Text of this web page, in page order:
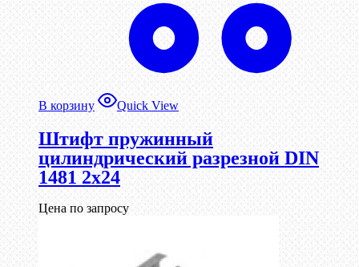
В корзину Quick View
Штифт пружинный
цилиндрический разрезной DIN
1481 2х24
Цена по запросу